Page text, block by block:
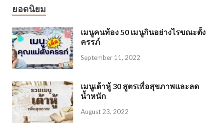
ยอดนิยม
เมนูคนท้อง 50 เมนูกินอย่างไรขณะตั้ง
ครรภ์
September 11, 2022
เมนูเต้าหู้ 30 สูตรเพื่อสุขภาพและลด
น้ำหนัก
August 23, 2022